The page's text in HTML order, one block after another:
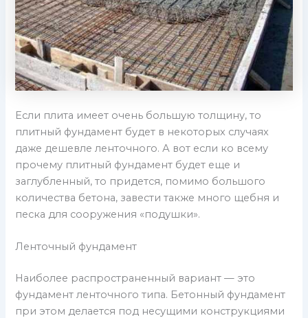
Если плита имеет очень большую толщину, то
плитный фундамент будет в некоторых случаях
даже дешевле ленточного. А вот если ко всему
прочему плитный фундамент будет еще и
заглубленный, то придется, помимо большого
количества бетона, завести также много щебня и
песка для сооружения «подушки».
Ленточный фундамент
Наиболее распространенный вариант — это
фундамент ленточного типа. Бетонный фундамент
при этом делается под несущими конструкциями